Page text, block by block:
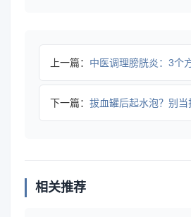
上一篇： 中医调理膀胱炎：3个方法+注意点
下一篇： 拔血罐后起水泡？别当排
相关推荐